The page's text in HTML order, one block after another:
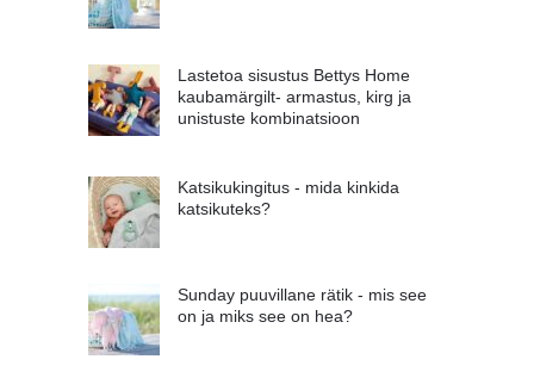
Lastetoa sisustus Bettys Home
kaubamärgilt- armastus, kirg ja
unistuste kombinatsioon
Katsikukingitus - mida kinkida
katsikuteks?
Sunday puuvillane rätik - mis see
on ja miks see on hea?